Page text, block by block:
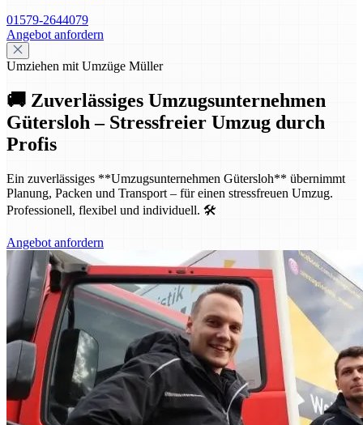
01579-2644079
Angebot anfordern
Umziehen mit Umzüge Müller
🚚 Zuverlässiges Umzugsunternehmen
Gütersloh – Stressfreier Umzug durch
Profis
Ein zuverlässiges **Umzugsunternehmen Gütersloh** übernimmt
Planung, Packen und Transport – für einen stressfreuen Umzug.
Professionell, flexibel und individuell. 🛠️
Angebot anfordern